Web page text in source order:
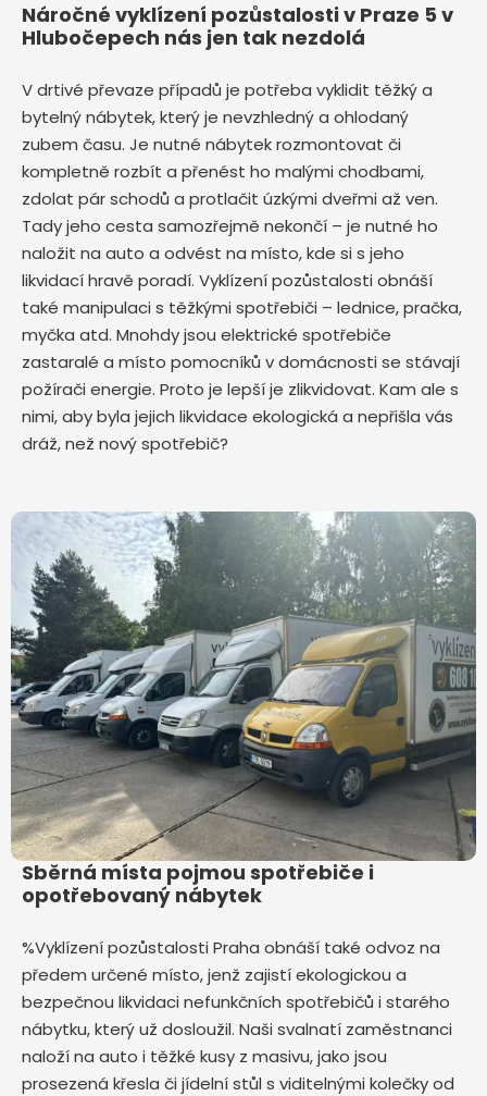
Náročné vyklízení pozůstalosti v Praze 5 v
Hlubočepech nás jen tak nezdolá
V drtivé převaze případů je potřeba vyklidit těžký a
bytelný nábytek, který je nevzhledný a ohlodaný
zubem času. Je nutné nábytek rozmontovat či
kompletně rozbít a přenést ho malými chodbami,
zdolat pár schodů a protlačit úzkými dveřmi až ven.
Tady jeho cesta samozřejmě nekončí – je nutné ho
naložit na auto a odvést na místo, kde si s jeho
likvidací hravě poradí. Vyklízení pozůstalosti obnáší
také manipulaci s těžkými spotřebiči – lednice, pračka,
myčka atd. Mnohdy jsou elektrické spotřebiče
zastaralé a místo pomocníků v domácnosti se stávají
požírači energie. Proto je lepší je zlikvidovat. Kam ale s
nimi, aby byla jejich likvidace ekologická a nepřišla vás
dráž, než nový spotřebič?
Sběrná místa pojmou spotřebiče i
opotřebovaný nábytek
%Vyklízení pozůstalosti Praha obnáší také odvoz na
předem určené místo, jenž zajistí ekologickou a
bezpečnou likvidaci nefunkčních spotřebičů i starého
nábytku, který už dosloužil. Naši svalnatí zaměstnanci
naloží na auto i těžké kusy z masivu, jako jsou
prosezená křesla či jídelní stůl s viditelnými kolečky od